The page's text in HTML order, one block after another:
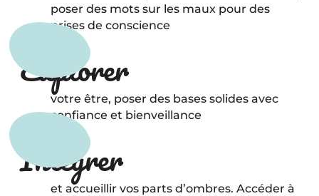
poser des mots sur les maux pour des
prises de conscience
Explorer
votre être, poser des bases solides avec
confiance et bienveillance
Intégrer
et accueillir vos parts d’ombres. Accéder à